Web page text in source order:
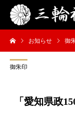
お知らせ 御
御朱印
「愛知県政